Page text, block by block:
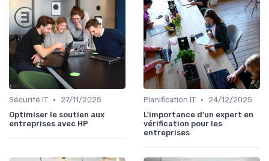
Sécurité IT •
27/11/2025
Optimiser le soutien aux
entreprises avec HP
Planification IT •
24/12/2025
L'importance d'un expert en
vérification pour les
entreprises